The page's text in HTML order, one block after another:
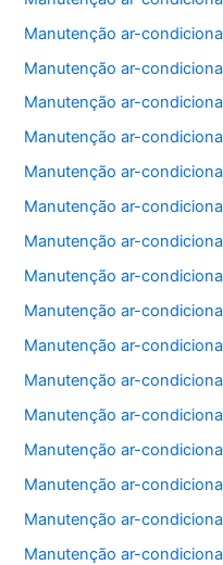
Manutenção ar-
Manutenção ar-
Manutenção ar-
Manutenção ar-
Manutenção ar-
Manutenção ar-
Manutenção ar-
Manutenção ar-
Manutenção ar-
Manutenção ar-
Manutenção ar-
Manutenção ar-
Manutenção ar-
Manutenção ar-
Manutenção ar-
Manutenção ar-